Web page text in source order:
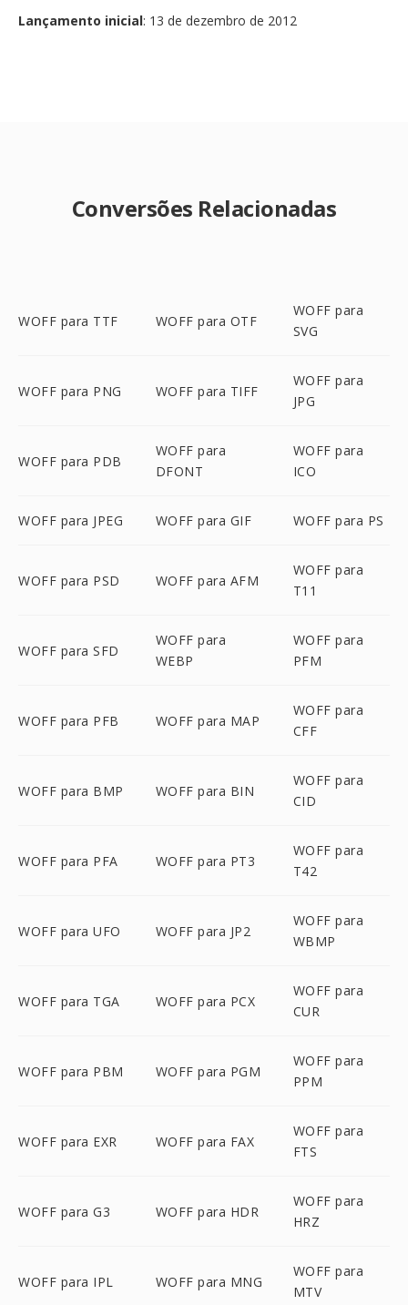
Lançamento inicial: 13 de dezembro de 2012
Conversões Relacionadas
WOFF para TTF WOFF para OTF
WOFF para
SVG
WOFF para PNG WOFF para TIFF
WOFF para
JPG
WOFF para PDB
WOFF para
DFONT
WOFF para
ICO
WOFF para JPEG WOFF para GIF WOFF para PS
WOFF para PSD WOFF para AFM
WOFF para
T11
WOFF para SFD
WOFF para
WEBP
WOFF para
PFM
WOFF para PFB WOFF para MAP
WOFF para
CFF
WOFF para BMP WOFF para BIN
WOFF para
CID
WOFF para PFA WOFF para PT3
WOFF para
T42
WOFF para UFO WOFF para JP2
WOFF para
WBMP
WOFF para TGA WOFF para PCX
WOFF para
CUR
WOFF para PBM WOFF para PGM
WOFF para
PPM
WOFF para EXR WOFF para FAX
WOFF para
FTS
WOFF para G3 WOFF para HDR
WOFF para
HRZ
WOFF para IPL WOFF para MNG
WOFF para
MTV